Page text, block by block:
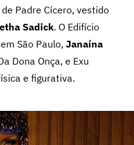
Padre Cícero, vestido
Sadick. O Edifício
São Paulo, Janaína
Dona Onça, e Exu
e figurativa.